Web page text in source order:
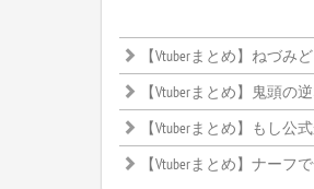
【Vtuberまとめ】ねづみ
【Vtuberまとめ】鬼頭
【Vtuberまとめ】もし公式から今回にじからは参加させませんっ
【Vtuberまとめ】ナー